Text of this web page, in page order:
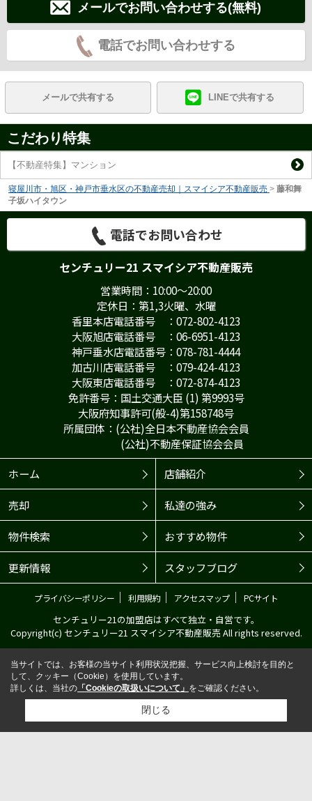
メールでお問い合わせする(無料)
電話でお問い合わせする
メールで共有する LINEで共有する
こだわり特集
【不動産特集】マンション
寝屋川市・旭区・神戸市垂水区の不動産売却｜スマイシア不動産販売 > 藤和舞
子坂ハイタウン
電話でお問い合わせ
センチュリー21 スマイシア不動産販売
営業時間：10:00～20:00
定休日：第1,3火曜、水曜
香里本店電話番号 ：072-802-4123
大阪旭店電話番号 ：06-6951-4123
神戸垂水店電話番号：078-781-4444
加古川店電話番号 ：079-424-4123
大阪東店電話番号 ：072-874-4123
免許番号：国土交通大臣 (1) 第9993号
大阪府知事許可(般-4)第158748号
所属団体：(公社)全日本不動産協会会員
(公社)不動産保証協会会員
ホーム
店舗紹介
売却 私達の強み
物件検索 おすすめ物件
更新情報 スタッフブログ
プライバシーポリシー ｜ 利用規約｜ アクセスマップ｜ PCサイト
センチュリー21の加盟店はすべて独立・自営です。
Copyright(c) センチュリー21 スマイシア不動産販売 All rights reserved.
当サイトでは、お客様の当サイト利用状況把握、サービス向上検討を目的と
して、クッキー（Cookie）を使用しています。
詳しくは、当社の 「Cookieの取扱いについて」 をご確認ください。
閉じる